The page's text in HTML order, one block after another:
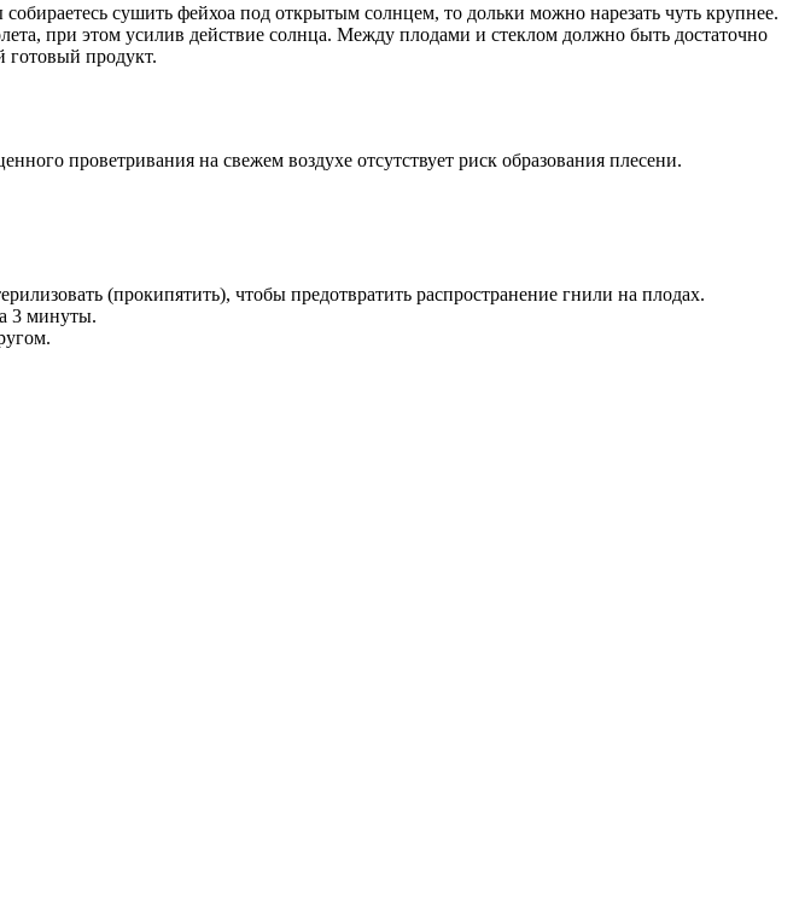
сушить фейхоа под открытым солнцем, то дольки можно нарезать чуть крупнее.
при этом усилив действие солнца. Между плодами и стеклом должно быть достаточно
готовый продукт.
проветривания на свежем воздухе отсутствует риск образования плесени.
(прокипятить), чтобы предотвратить распространение гнили на плодах.
3 минуты.